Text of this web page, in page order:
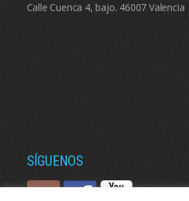
Calle Cuenca 4, bajo. 46007 Valencia
SÍGUENOS